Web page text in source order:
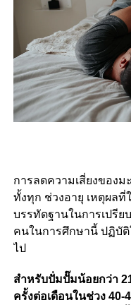
การลดความเสี่ยงของ
ทั้งทุก ช่วงอายุ เหตุผลที่
บรรทัดฐานในการเปรีย
คนในการศึกษานี้ ปฏิบัติ
ไป
สำหรับปั่มปั๊มน้อยกว่า
ครั้งต่อเดือนในช่วง 40-